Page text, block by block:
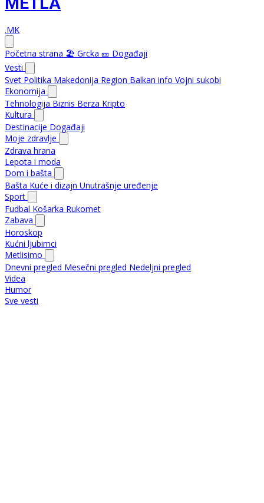
.MK
Početna strana 🏖️ Grcka 🎫 Događaji
Vesti
Svet Politika Makedonija Region Balkan info Vojni sukobi
Ekonomija
Tehnologija Biznis Berza Kripto
Kultura
Destinacije Događaji
Moje zdravlje
Zdrava hrana
Lepota i moda
Dom i bašta
Bašta Kuće i dizajn Unutrašnje uređenje
Sport
Fudbal Košarka Rukomet
Zabava
Horoskop
Kućni ljubimci
Metlisimo
Dnevni pregled Mesečni pregled Nedeljni pregled
Videa
Humor
Sve vesti